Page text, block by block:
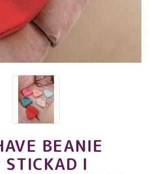
BEANIE
I